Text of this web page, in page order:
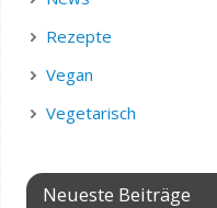
Rezepte
Vegan
Vegetarisch
Neueste Beiträge